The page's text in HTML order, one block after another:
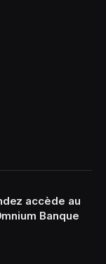
accède au
Banque